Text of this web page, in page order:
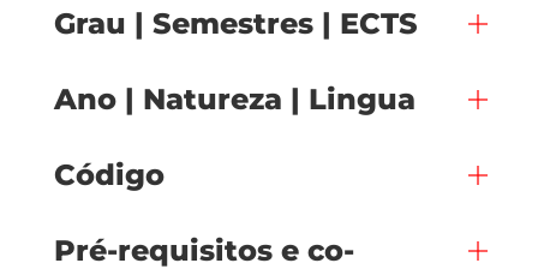
Grau | Semestres | ECTS
Ano | Natureza | Lingua
Código
Pré-requisitos e co-